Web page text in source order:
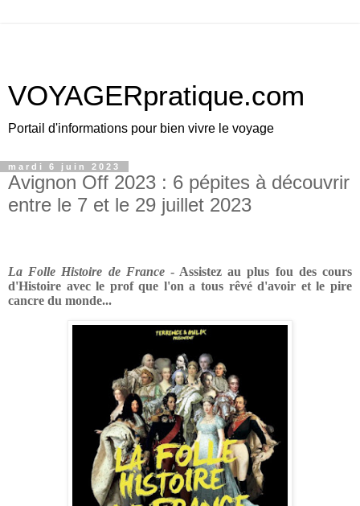
VOYAGERpratique.com
Portail d'informations pour bien vivre le voyage
mardi 6 juin 2023
Avignon Off 2023 : 6 pépites à découvrir
entre le 7 et le 29 juillet 2023
La Folle Histoire de France- Assistez au plus fou des cours
d'Histoire avec le prof que l'on a tous rêvé d'avoir et le pire
cancre du monde...